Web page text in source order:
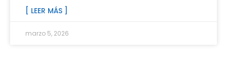
[ LEER MÁS ]
marzo 5, 2026